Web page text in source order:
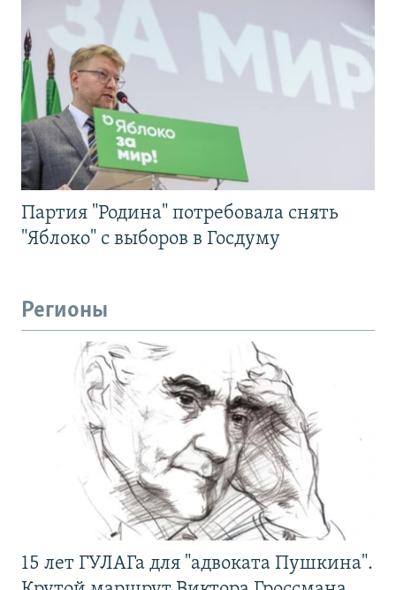
Партия "Родина" потребовала снять
"Яблоко" с выборов в Госдуму
Регионы
15 лет ГУЛАГа для "адвоката Пушкина".